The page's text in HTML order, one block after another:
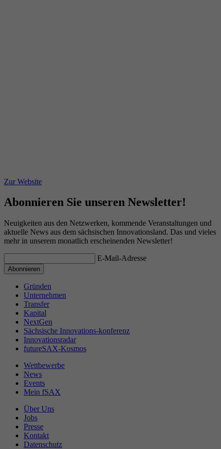
Zur Website
Abonnieren Sie unseren Newsletter!
Neuigkeiten aus den Netzwerken, kommende Veranstaltungen und
aktuelle News aus dem sächsischen Innovationsland. Das und vieles
mehr in unserem monatlich erscheinenden Newsletter!
E-Mail-Adresse
Gründen
Unternehmen
Transfer
Kapital
NextGen
Sächsische Innovations-konferenz
Innovationsradar
futureSAX-Kosmos
Wettbewerbe
News
Events
Mein fSAX
Über Uns
Jobs
Presse
Kontakt
Datenschutz